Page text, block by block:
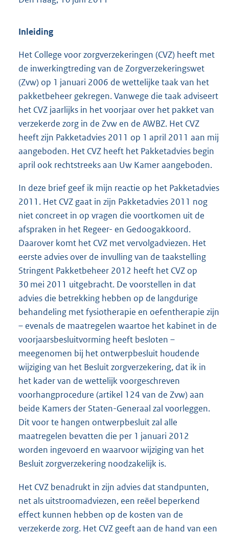
Inleiding
Het College voor zorgverzekeringen (CVZ) heeft met
de inwerkingtreding van de Zorgverzekeringswet
(Zvw) op 1 januari 2006 de wettelijke taak van het
pakketbeheer gekregen. Vanwege die taak adviseert
het CVZ jaarlijks in het voorjaar over het pakket van
verzekerde zorg in de Zvw en de AWBZ. Het CVZ
heeft zijn Pakketadvies 2011 op 1 april 2011 aan mij
aangeboden. Het CVZ heeft het Pakketadvies begin
april ook rechtstreeks aan Uw Kamer aangeboden.
In deze brief geef ik mijn reactie op het Pakketadvies
2011. Het CVZ gaat in zijn Pakketadvies 2011 nog
niet concreet in op vragen die voortkomen uit de
afspraken in het Regeer- en Gedoogakkoord.
Daarover komt het CVZ met vervolgadviezen. Het
eerste advies over de invulling van de taakstelling
Stringent Pakketbeheer 2012 heeft het CVZ op
30 mei 2011 uitgebracht. De voorstellen in dat
advies die betrekking hebben op de langdurige
behandeling met fysiotherapie en oefentherapie zijn
– evenals de maatregelen waartoe het kabinet in de
voorjaarsbesluitvorming heeft besloten –
meegenomen bij het ontwerpbesluit houdende
wijziging van het Besluit zorgverzekering, dat ik in
het kader van de wettelijk voorgeschreven
voorhangprocedure (artikel 124 van de Zvw) aan
beide Kamers der Staten-Generaal zal voorleggen.
Dit voor te hangen ontwerpbesluit zal alle
maatregelen bevatten die per 1 januari 2012
worden ingevoerd en waarvoor wijziging van het
Besluit zorgverzekering noodzakelijk is.
Het CVZ benadrukt in zijn advies dat standpunten,
net als uitstroomadviezen, een reëel beperkend
effect kunnen hebben op de kosten van de
verzekerde zorg. Het CVZ geeft aan de hand van een